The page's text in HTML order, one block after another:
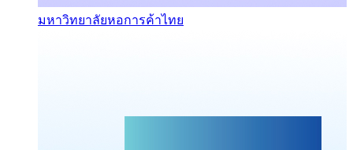
มหาวิทยาลัยหอการค้าไทย